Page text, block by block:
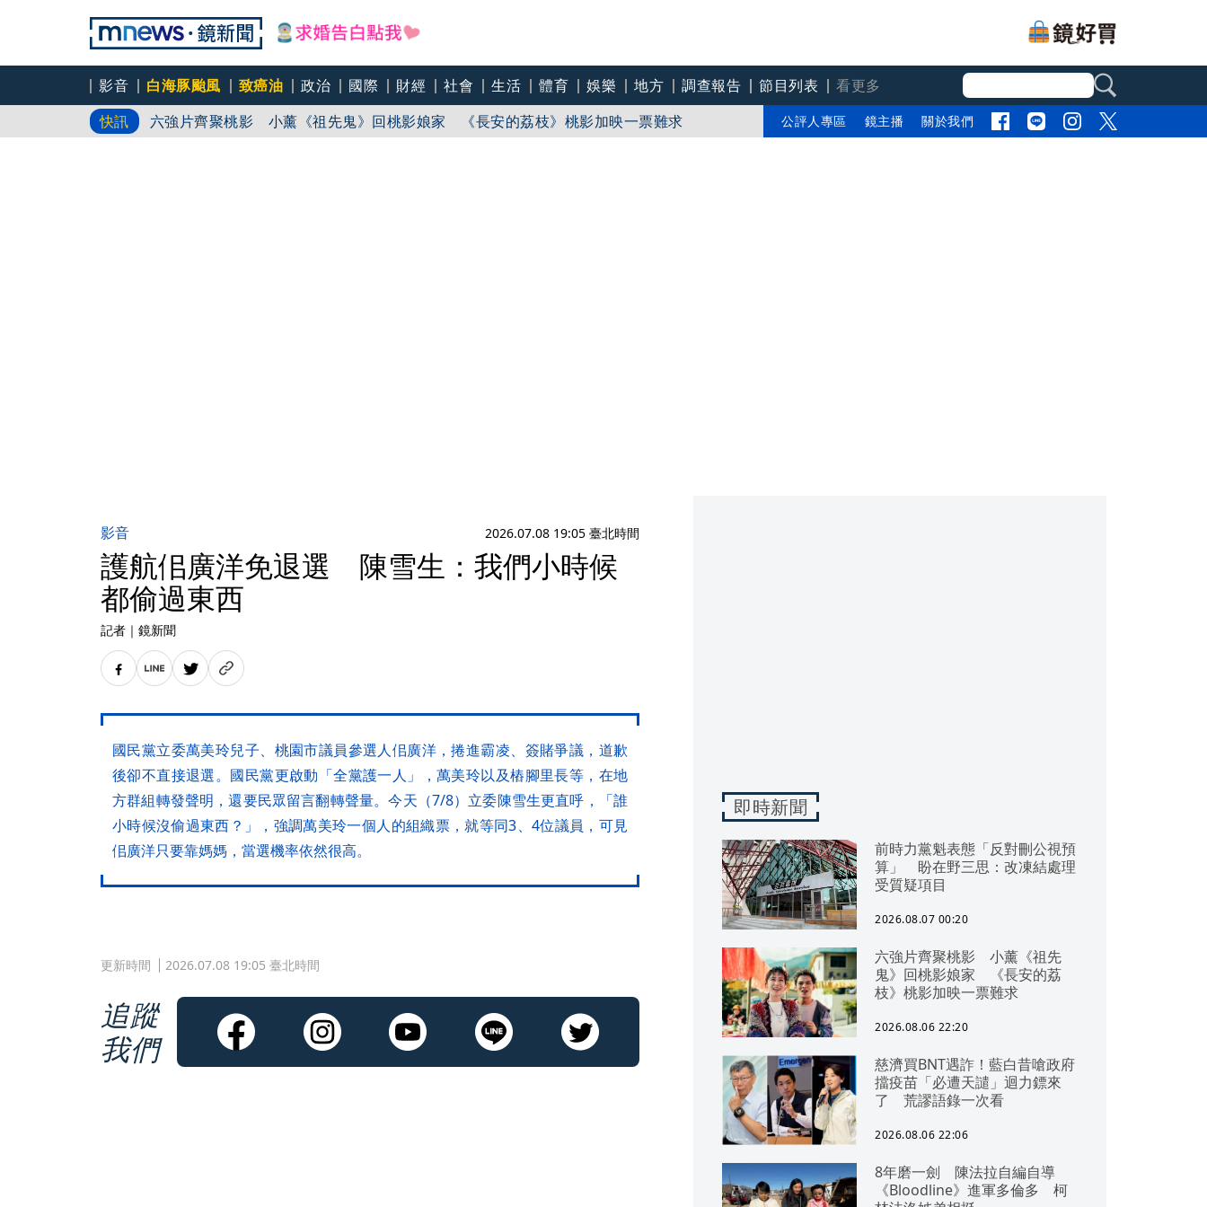
影音 白海豚颱風 致癌油 政治 國際 財經 社會 生活 體育 娛樂 地方 調查報告 節目列表
看更多
快訊
六強片齊聚桃影 小薰《祖先鬼》回桃影娘家 《長安的荔枝》桃影加映一票難求
慈濟買BNT遇詐！藍白昔嗆政府擋疫苗「必遭天譴」迴力鏢來了 荒謬語錄一次看
公評人專區 鏡主播 關於我們
影音 2026.07.08 19:05 臺北時間
護航佀廣洋免退選 陳雪生：我們小時候
都偷過東西
記者 ｜ 鏡新聞
國民黨立委萬美玲兒子、桃園市議員參選人佀廣洋，捲進霸凌、簽賭爭議，道歉
後卻不直接退選。國民黨更啟動「全黨護一人」，萬美玲以及樁腳里長等，在地
方群組轉發聲明，還要民眾留言翻轉聲量。今天（7/8）立委陳雪生更直呼，「誰
小時候沒偷過東西？」，強調萬美玲一個人的組織票，就等同3、4位議員，可見
佀廣洋只要靠媽媽，當選機率依然很高。
更新時間 2026.07.08 19:05 臺北時間
追蹤
我們
即時新聞
前時力黨魁表態「反對刪公視預
算」 盼在野三思：改凍結處理
受質疑項目
2026.08.07 00:20
六強片齊聚桃影 小薰《祖先
鬼》回桃影娘家 《長安的荔
枝》桃影加映一票難求
2026.08.06 22:20
慈濟買BNT遇詐！藍白昔嗆政府
擋疫苗「必遭天譴」迴力鏢來
了 荒謬語錄一次看
2026.08.06 22:06
8年磨一劍 陳法拉自編自導
《Bloodline》進軍多倫多 柯